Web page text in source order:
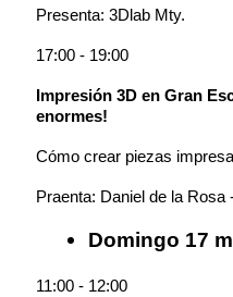
Presenta: 3Dlab Mty.
17:00 - 19:00
Impresión 3D en Gran
enormes!
Cómo crear piezas
Praenta: Daniel de la Rosa
Domingo 17
11:00 - 12:00